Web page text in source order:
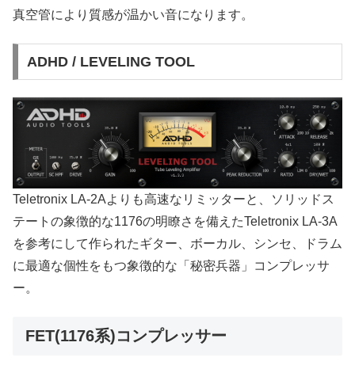
真空管により質感が温かい音になります。
ADHD / LEVELING TOOL
Teletronix LA-2Aよりも高速なリミッターと、ソリッドス
テートの象徴的な1176の明瞭さを備えたTeletronix LA-3A
を参考にして作られたギター、ボーカル、シンセ、ドラム
に最適な個性をもつ象徴的な「秘密兵器」コンプレッサ
ー。
FET(1176系)コンプレッサー